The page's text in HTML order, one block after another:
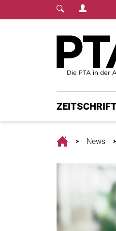
Login Menu
HomeNews